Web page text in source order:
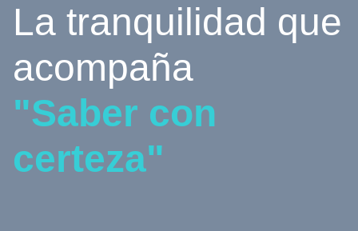
La tranquilidad que
acompaña
"Saber con
certeza"